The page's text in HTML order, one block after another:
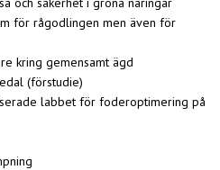
för rågodlingen men även för
kring gemensamt ägd
(förstudie)
labbet för foderoptimering på